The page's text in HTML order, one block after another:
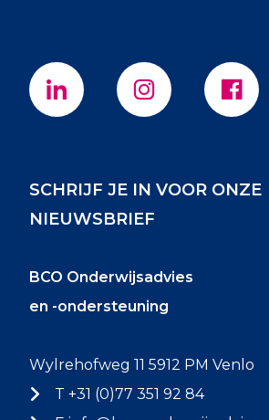
SCHRIJF JE IN VOOR ONZE
NIEUWSBRIEF
BCO Onderwijsadvies
en -ondersteuning
Wylrehofweg 11 5912 PM Venlo
T +31 (0)77 351 92 84